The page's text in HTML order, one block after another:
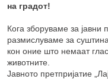
на градот!
Кога зборуваме за јавни
размислуваме за
кон оние што немаат
животните.
Јавното претпријатие